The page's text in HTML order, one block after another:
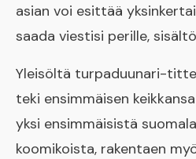
asian voi esittää
saada viestisi perille,
Yleisöltä turpaduunari-
teki ensimmäisen
yksi ensimmäisistä
koomikoista, rakentaen